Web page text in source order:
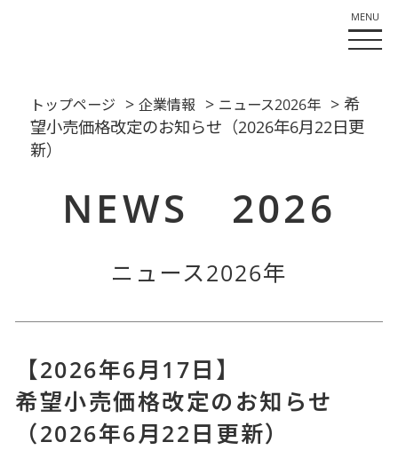
トップページ >企業情報 > ニュース2026年 > 希
望小売価格改定のお知らせ（2026年6月22日更
新）
NEWS 2026
ニュース2026年
【2026年6月17日】
希望小売価格改定のお知らせ
（2026年6月22日更新）